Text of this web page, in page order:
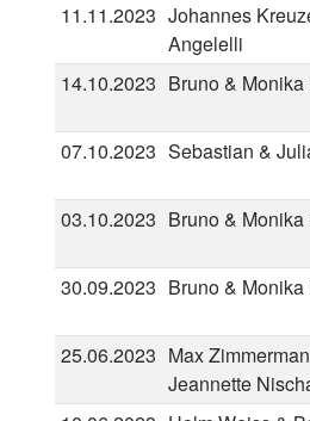
11.11.2023 Johannes
Angelelli
14.10.2023 Bruno & Monika
07.10.2023 Sebastian &
03.10.2023 Bruno & Monika
30.09.2023 Bruno & Monika
25.06.2023 Max
Jeannette